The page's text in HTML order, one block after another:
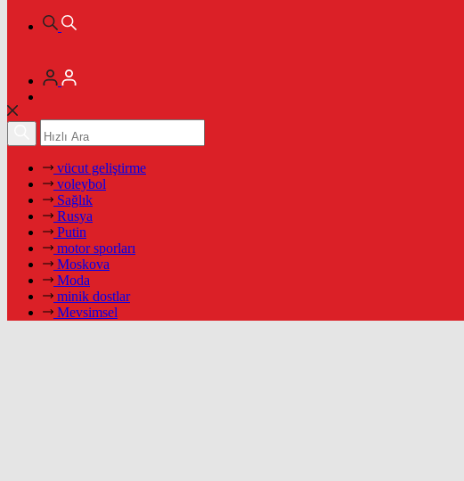
vücut geliştirme
voleybol
Sağlık
Rusya
Putin
motor sporları
Moskova
Moda
minik dostlar
Mevsimsel